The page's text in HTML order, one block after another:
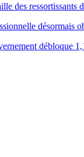
des
désormais
débloque